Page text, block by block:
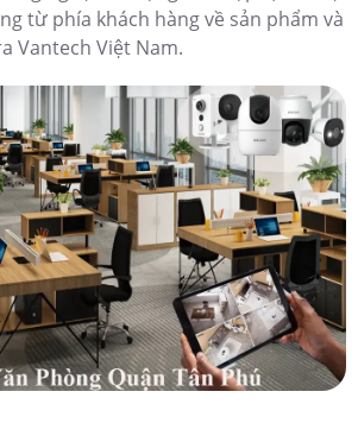
từ phía khách hàng về sản phẩm và
Vantech Việt Nam.